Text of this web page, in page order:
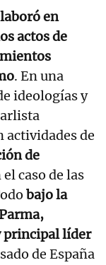
en
actos de
. En una
ideologías y
actividades de
de
caso de las
bajo la
principal líder
de España